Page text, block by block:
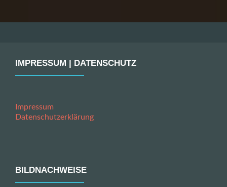
IMPRESSUM | DATENSCHUTZ
Impressum
Datenschutzerklärung
BILDNACHWEISE